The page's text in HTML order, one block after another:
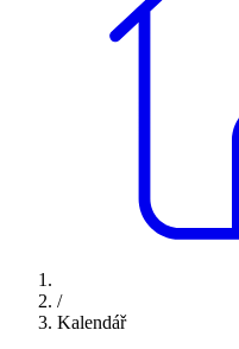
/
Kalendář